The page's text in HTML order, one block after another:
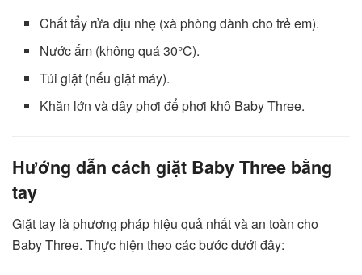
Chất tẩy rửa dịu nhẹ (xà phòng dành cho trẻ em).
Nước ấm (không quá 30°C).
Túi giặt (nếu giặt máy).
Khăn lớn và dây phơi để phơi khô Baby Three.
Hướng dẫn cách giặt Baby Three bằng
tay
Giặt tay là phương pháp hiệu quả nhất và an toàn cho
Baby Three. Thực hiện theo các bước dưới đây: